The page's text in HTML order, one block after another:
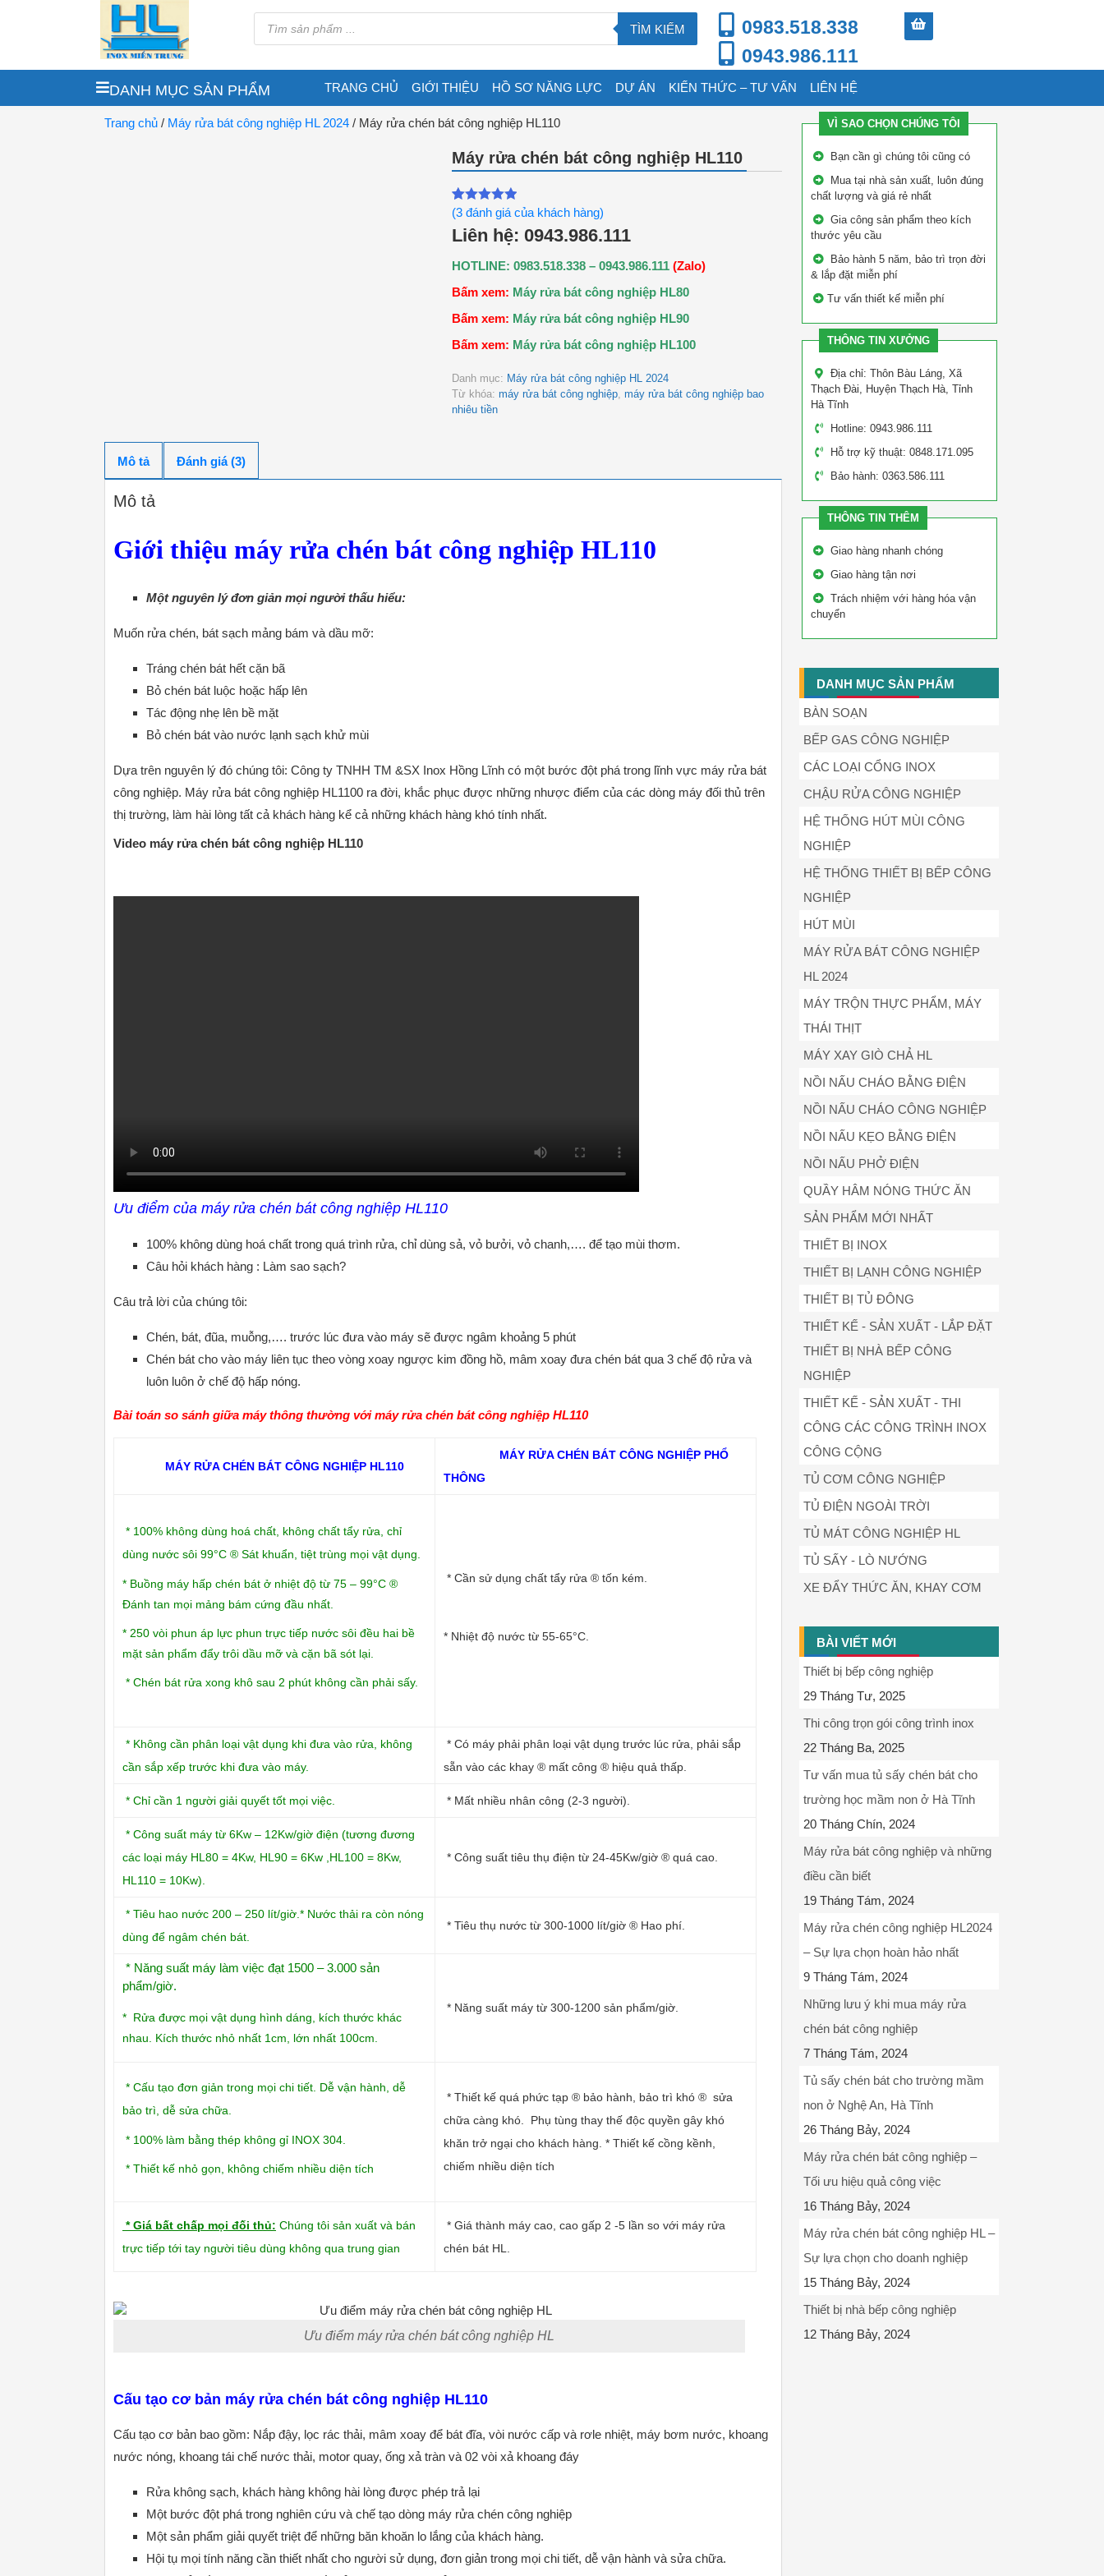
TÌM KIẾM
0983.518.338
0943.986.111
DANH MỤC SẢN PHẨM TRANG CHỦ GIỚI THIỆU HỒ SƠ NĂNG LỰC DỰ ÁN KIẾN THỨC – TƯ VẤN LIÊN HỆ
Trang chủ / Máy rửa bát công nghiệp HL 2024 / Máy rửa chén bát công nghiệp HL110
Máy rửa chén bát công nghiệp HL110
5.00trên 5
dựa trên
3
(3đánh giá của khách hàng)
Liên hệ: 0943.986.111
HOTLINE: 0983.518.338 – 0943.986.111 (Zalo)
Bấm xem: Máy rửa bát công nghiệp HL80
Bấm xem: Máy rửa bát công nghiệp HL90
Bấm xem: Máy rửa bát công nghiệp HL100
Danh mục: Máy rửa bát công nghiệp HL 2024
Từ khóa: máy rửa bát công nghiệp, máy rửa bát công nghiệp bao
nhiêu tiền
Mô tả Đánh giá (3)
Mô tả
Giới thiệu máy rửa chén bát công nghiệp HL110
Một nguyên lý đơn giản mọi người thấu hiểu:
Muốn rửa chén, bát sạch mảng bám và dầu mỡ:
Tráng chén bát hết cặn bã
Bỏ chén bát luộc hoặc hấp lên
Tác động nhẹ lên bề mặt
Bỏ chén bát vào nước lạnh sạch khử mùi
Dựa trên nguyên lý đó chúng tôi: Công ty TNHH TM &SX Inox Hồng Lĩnh có một bước đột phá trong lĩnh vực máy rửa bát
công nghiệp. Máy rửa bát công nghiệp HL1100 ra đời, khắc phục được những nhược điểm của các dòng máy đối thủ trên
thị trường, làm hài lòng tất cả khách hàng kể cả những khách hàng khó tính nhất.
Video máy rửa chén bát công nghiệp HL110
Ưu điểm của máy rửa chén bát công nghiệp HL110
100% không dùng hoá chất trong quá trình rửa, chỉ dùng sả, vỏ bưởi, vỏ chanh,…. để tạo mùi thơm.
Câu hỏi khách hàng : Làm sao sạch?
Câu trả lời của chúng tôi:
Chén, bát, đũa, muỗng,…. trước lúc đưa vào máy sẽ được ngâm khoảng 5 phút
Chén bát cho vào máy liên tục theo vòng xoay ngược kim đồng hồ, mâm xoay đưa chén bát qua 3 chế độ rửa và
luôn luôn ở chế độ hấp nóng.
Bài toán so sánh giữa máy thông thường với máy rửa chén bát công nghiệp HL110
MÁY RỬA CHÉN BÁT CÔNG NGHIỆP HL110
MÁY RỬA CHÉN BÁT CÔNG NGHIỆP PHỔ
THÔNG
* 100% không dùng hoá chất, không chất tẩy rửa, chỉ
dùng nước sôi 99°C ® Sát khuẩn, tiệt trùng mọi vật dụng.
* Buồng máy hấp chén bát ở nhiệt độ từ 75 – 99°C ®
Đánh tan mọi mảng bám cứng đầu nhất.
* 250 vòi phun áp lực phun trực tiếp nước sôi đều hai bề
mặt sản phẩm đẩy trôi dầu mỡ và cặn bã sót lại.
* Chén bát rửa xong khô sau 2 phút không cần phải sấy.
* Cần sử dụng chất tẩy rửa ® tốn kém.
* Nhiệt độ nước từ 55-65°C.
* Không cần phân loại vật dụng khi đưa vào rửa, không
cần sắp xếp trước khi đưa vào máy.
* Có máy phải phân loại vật dụng trước lúc rửa, phải sắp
sẵn vào các khay ® mất công ® hiệu quả thấp.
* Chỉ cần 1 người giải quyết tốt mọi việc. * Mất nhiều nhân công (2-3 người).
* Công suất máy từ 6Kw – 12Kw/giờ điện (tương đương
các loại máy HL80 = 4Kw, HL90 = 6Kw ,HL100 = 8Kw,
HL110 = 10Kw).
* Công suất tiêu thụ điện từ 24-45Kw/giờ ® quá cao.
* Tiêu hao nước 200 – 250 lít/giờ.* Nước thải ra còn nóng
dùng để ngâm chén bát.
* Tiêu thụ nước từ 300-1000 lít/giờ ® Hao phí.
* Năng suất máy làm việc đạt 1500 – 3.000 sản
phẩm/giờ.
* Rửa được mọi vật dụng hình dáng, kích thước khác
nhau. Kích thước nhỏ nhất 1cm, lớn nhất 100cm.
* Năng suất máy từ 300-1200 sản phẩm/giờ.
* Cấu tạo đơn giản trong mọi chi tiết. Dễ vận hành, dễ
bảo trì, dễ sửa chữa.
* 100% làm bằng thép không gỉ INOX 304.
* Thiết kế nhỏ gọn, không chiếm nhiều diện tích
* Thiết kế quá phức tạp ® bảo hành, bảo trì khó ® sửa
chữa càng khó. Phụ tùng thay thế độc quyền gây khó
khăn trở ngại cho khách hàng. * Thiết kế cồng kềnh,
chiếm nhiều diện tích
* Giá bất chấp mọi đối thủ: Chúng tôi sản xuất và bán
trực tiếp tới tay người tiêu dùng không qua trung gian
* Giá thành máy cao, cao gấp 2 -5 lần so với máy rửa
chén bát HL.
Ưu điểm máy rửa chén bát công nghiệp HL
Cấu tạo cơ bản máy rửa chén bát công nghiệp HL110
Cấu tạo cơ bản bao gồm: Nắp đậy, lọc rác thải, mâm xoay để bát đĩa, vòi nước cấp và rơle nhiệt, máy bơm nước, khoang
nước nóng, khoang tái chế nước thải, motor quay, ống xả tràn và 02 vòi xả khoang đáy
Rửa không sạch, khách hàng không hài lòng được phép trả lại
Một bước đột phá trong nghiên cứu và chế tạo dòng máy rửa chén công nghiệp
Một sản phẩm giải quyết triệt để những băn khoăn lo lắng của khách hàng.
Hội tụ mọi tính năng cần thiết nhất cho người sử dụng, đơn giản trong mọi chi tiết, dễ vận hành và sửa chữa.
VÌ SAO CHỌN CHÚNG TÔI
Bạn cần gì chúng tôi cũng có
Mua tại nhà sản xuất, luôn đúng
chất lượng và giá rẻ nhất
Gia công sản phẩm theo kích
thước yêu cầu
Bảo hành 5 năm, bảo trì trọn đời
& lắp đặt miễn phí
Tư vấn thiết kế miễn phí
THÔNG TIN XƯỞNG
Địa chỉ: Thôn Bàu Láng, Xã
Thạch Đài, Huyện Thạch Hà, Tỉnh
Hà Tĩnh
Hotline: 0943.986.111
Hỗ trợ kỹ thuật: 0848.171.095
Bảo hành: 0363.586.111
THÔNG TIN THÊM
Giao hàng nhanh chóng
Giao hàng tận nơi
Trách nhiệm với hàng hóa vận
chuyển
DANH MỤC SẢN PHẨM
BÀN SOẠN
BẾP GAS CÔNG NGHIỆP
CÁC LOẠI CỔNG INOX
CHẬU RỬA CÔNG NGHIỆP
HỆ THỐNG HÚT MÙI CÔNG
NGHIỆP
HỆ THỐNG THIẾT BỊ BẾP CÔNG
NGHIỆP
HÚT MÙI
MÁY RỬA BÁT CÔNG NGHIỆP
HL 2024
MÁY TRỘN THỰC PHẨM, MÁY
THÁI THỊT
MÁY XAY GIÒ CHẢ HL
NỒI NẤU CHÁO BẰNG ĐIỆN
NỒI NẤU CHÁO CÔNG NGHIỆP
NỒI NẤU KẸO BẰNG ĐIỆN
NỒI NẤU PHỞ ĐIỆN
QUẦY HÂM NÓNG THỨC ĂN
SẢN PHẨM MỚI NHẤT
THIẾT BỊ INOX
THIẾT BỊ LẠNH CÔNG NGHIỆP
THIẾT BỊ TỦ ĐÔNG
THIẾT KẾ - SẢN XUẤT - LẮP ĐẶT
THIẾT BỊ NHÀ BẾP CÔNG
NGHIỆP
THIẾT KẾ - SẢN XUẤT - THI
CÔNG CÁC CÔNG TRÌNH INOX
CÔNG CỘNG
TỦ CƠM CÔNG NGHIỆP
TỦ ĐIỆN NGOÀI TRỜI
TỦ MÁT CÔNG NGHIỆP HL
TỦ SẤY - LÒ NƯỚNG
XE ĐẨY THỨC ĂN, KHAY CƠM
BÀI VIẾT MỚI
Thiết bị bếp công nghiệp
29 Tháng Tư, 2025
Thi công trọn gói công trình inox
22 Tháng Ba, 2025
Tư vấn mua tủ sấy chén bát cho
trường học mầm non ở Hà Tĩnh
20 Tháng Chín, 2024
Máy rửa bát công nghiệp và những
điều cần biết
19 Tháng Tám, 2024
Máy rửa chén công nghiệp HL2024
– Sự lựa chọn hoàn hảo nhất
9 Tháng Tám, 2024
Những lưu ý khi mua máy rửa
chén bát công nghiệp
7 Tháng Tám, 2024
Tủ sấy chén bát cho trường mầm
non ở Nghệ An, Hà Tĩnh
26 Tháng Bảy, 2024
Máy rửa chén bát công nghiệp –
Tối ưu hiệu quả công việc
16 Tháng Bảy, 2024
Máy rửa chén bát công nghiệp HL –
Sự lựa chọn cho doanh nghiệp
15 Tháng Bảy, 2024
Thiết bị nhà bếp công nghiệp
12 Tháng Bảy, 2024